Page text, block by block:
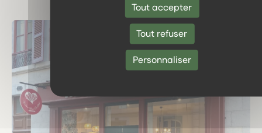
Tout accepter
Tout refuser
Personnaliser